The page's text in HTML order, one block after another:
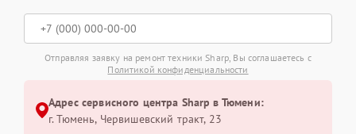
Отправляя заявку на ремонт техники Sharp, Вы соглашаетесь с
Политикой конфиденциальности
Адрес сервисного центра Sharp в Тюмени:
г. Тюмень, ​Червишевский тракт, 23